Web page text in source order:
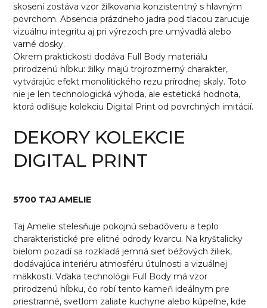
skosení zostáva vzor žilkovania konzistentný s hlavným
povrchom. Absencia prázdneho jadra pod tlacou zarucuje
vizuálnu integritu aj pri výrezoch pre umývadlá alebo
varné dosky.
Okrem praktickosti dodáva Full Body materiálu
prirodzenú hĺbku: žilky majú trojrozmerný charakter,
vytvárajúc efekt monolitického rezu prírodnej skaly. Toto
nie je len technologická výhoda, ale estetická hodnota,
ktorá odlišuje kolekciu Digital Print od povrchných imitácií.
DEKORY KOLEKCIE
DIGITAL PRINT
5700 TAJ AMELIE
Taj Amelie stelesňuje pokojnú sebadôveru a teplo
charakteristické pre elitné odrody kvarcu. Na kryštalicky
bielom pozadí sa rozkladá jemná sieť béžových žiliek,
dodávajúca interiéru atmosféru útulnosti a vizuálnej
mäkkosti. Vďaka technológii Full Body má vzor
prirodzenú hĺbku, čo robí tento kameň ideálnym pre
priestranné, svetlom zaliate kuchyne alebo kúpeľne, kde